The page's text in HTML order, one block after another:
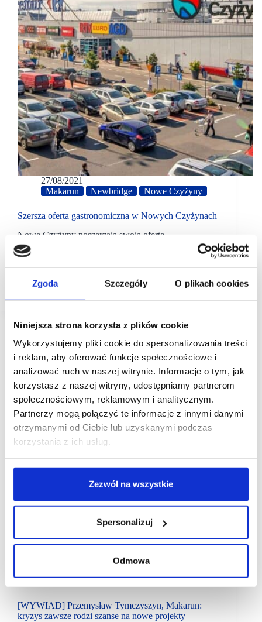
Zgoda Szczegóły O plikach cookies
Niniejsza strona korzysta z plików cookie
Wykorzystujemy pliki cookie do spersonalizowania treści
i reklam, aby oferować funkcje społecznościowe i
analizować ruch w naszej witrynie. Informacje o tym, jak
korzystasz z naszej witryny, udostępniamy partnerom
społecznościowym, reklamowym i analitycznym.
Partnerzy mogą połączyć te informacje z innymi danymi
otrzymanymi od Ciebie lub uzyskanymi podczas
korzystania z ich usług.
Zezwól na wszystkie
Spersonalizuj
Odmowa
27/08/2021
Makarun
Newbridge Nowe Czyżyny
Szersza oferta gastronomiczna w Nowych Czyżynach
Nowe Czyżyny poszerzają swoją ofertę
gastronomiczną. W krakowskim centrum handlowym
otwarto właśnie restaurację pod szyldem Al dente
by Makarun. Do grona najemców Centrum
Handlowego Nowe Czyżyny w Krakowie,
znajdującego się w portfolio…
09/02/2021 Makarun
[WYWIAD] Przemysław Tymczyszyn, Makarun:
kryzys zawsze rodzi szanse na nowe projekty